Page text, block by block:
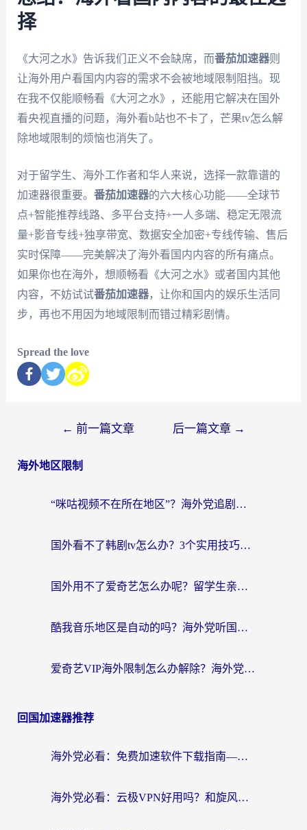
择
《大河之水》告诉我们正义不会缺席，而番茄加速器则
让海外用户看国内内容的需求不会被地域限制阻挡。现
在我不仅能顺畅看《大河之水》，还能用它解决在国外
看央视直播的问题，海外看b站也不卡了，芒果tv怎么解
除地域限制的烦恼也消失了。
对于留学生、海外工作者和华人来说，选择一款靠谱的
加速器很重要。 番茄加速器的六大核心功能——全球节
点+智能推荐线路、多平台支持+一人多端、稳定无限流
量+影音专线+独享带宽、数据安全加密+专线传输、售后
实时保障——完美解决了海外看国内内容的所有痛点。
如果你也在海外，想顺畅看《大河之水》或者国内其他
内容，不妨试试番茄加速器，让你和国内的娱乐生活同
步，再也不用因为地域限制而错过精彩剧情。
Spread the love
← 前一篇文章 后一篇文章 →
海外地区限制
“咪咕视频不在所在地区”？海外党追剧看片、炒股的救星来了！
国外看不了韩剧tv怎么办？3个实用技巧解决海外追剧难题（附书旗小说&社保查询攻略）
国外用不了爱奇艺怎么办呢？留学生亲测有效的回国加速方案
酷我音乐地区是自动的吗？海外党听国内音乐看视频的真实解决方案
爱奇艺VIP海外限制怎么办解除？海外党追剧看片的终极解决方案
回国加速器推荐
海外党必看：免费加速软件下载指南——无缝访问国内资源的正确打开方式
海外党必看：云极VPN好用吗？和旋风VPN对比哪个回国效果更好？附真实体验+选择攻略